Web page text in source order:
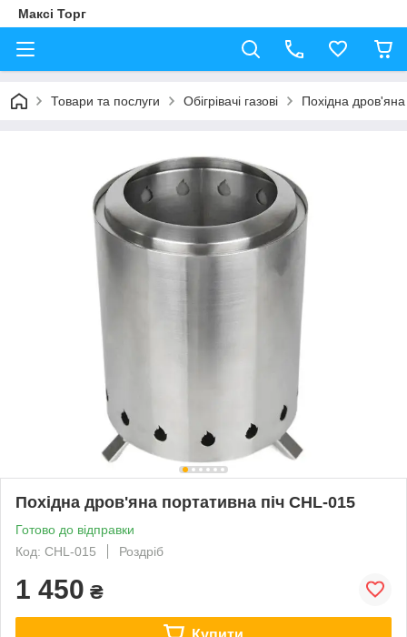
Максі Торг
Товари та послуги Обігрівачі газові Похідна
Похідна дров'яна портативна піч CHL-015
Готово до відправки
Код: CHL-015
Роздріб
1 450 ₴